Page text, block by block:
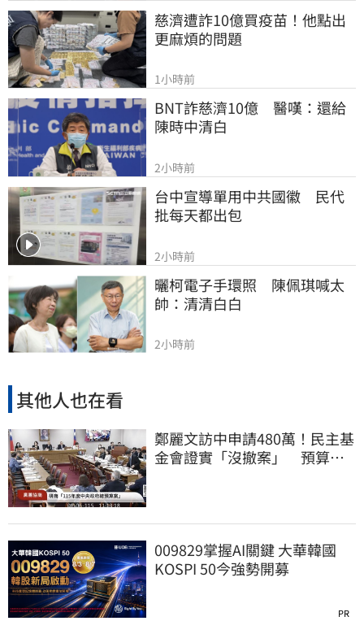
慈濟遭詐10億買疫苗！他點出
更麻煩的問題
1小時前
BNT詐慈濟10億　醫嘆：還給
陳時中清白
2小時前
台中宣導單用中共國徽　民代
批每天都出包
2小時前
曬柯電子手環照　陳佩琪喊太
帥：清清白白
2小時前
其他人也在看
鄭麗文訪中申請480萬！民主基
金會證實「沒撤案」 預算被
009829掌握AI關鍵 大華韓國
KOSPI 50今強勢開募
PR